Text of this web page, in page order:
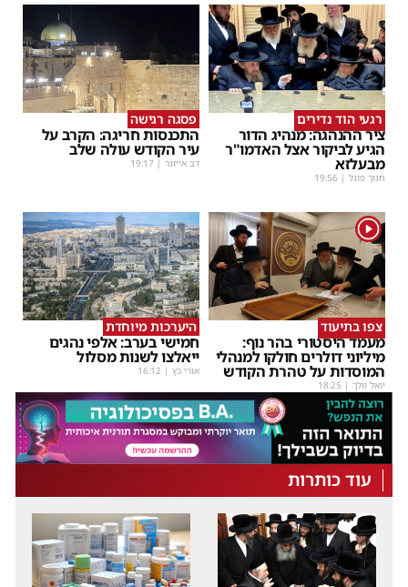
רגעי הוד נדירים
ציר ההנהגה: מנהיג הדור
הגיע לביקור אצל האדמו"ר
מבעלזא
חנוך פוגל |
19:56
פסגה רגישה
התכנסות חריגה: הקרב על
עיר הקודש עולה שלב
דב אייזנר |
19:17
1
צפו בתיעוד
מעמד היסטורי בהר נוף:
מיליוני דולרים חולקו למנהלי
המוסדות על טהרת הקודש
יואל וולך |
18:25
היערכות מיוחדת
חמישי בערב: אלפי נהגים
ייאלצו לשנות מסלול
אורי כץ |
16:12
עוד כותרות